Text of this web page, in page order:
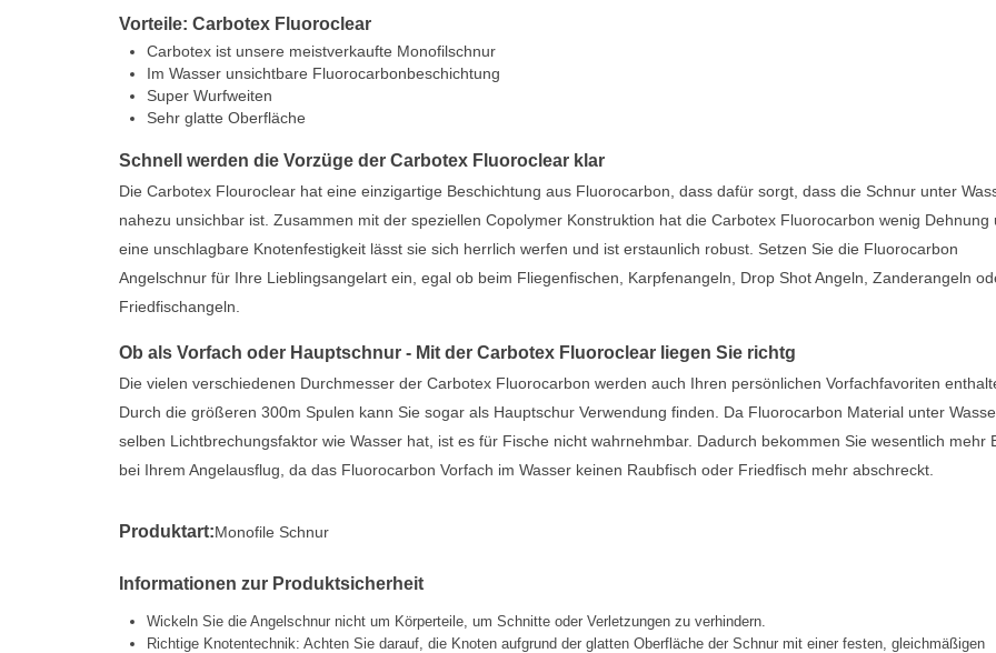
Vorteile: Carbotex Fluoroclear
Carbotex ist unsere meistverkaufte Monofilschnur
Im Wasser unsichtbare Fluorocarbonbeschichtung
Super Wurfweiten
Sehr glatte Oberfläche
Schnell werden die Vorzüge der Carbotex Fluoroclear klar
Die Carbotex Flouroclear hat eine einzigartige Beschichtung aus Fluorocarbon, dass dafür sorgt, dass die Schnur unter
nahezu unsichbar ist. Zusammen mit der speziellen Copolymer Konstruktion hat die Carbotex Fluorocarbon wenig Dehnung
eine unschlagbare Knotenfestigkeit lässt sie sich herrlich werfen und ist erstaunlich robust. Setzen Sie die Fluorocarbon
Angelschnur für Ihre Lieblingsangelart ein, egal ob beim Fliegenfischen, Karpfenangeln, Drop Shot Angeln, Zanderangeln
Friedfischangeln.
Ob als Vorfach oder Hauptschnur - Mit der Carbotex Fluoroclear liegen Sie richtg
Die vielen verschiedenen Durchmesser der Carbotex Fluorocarbon werden auch Ihren persönlichen Vorfachfavoriten
Durch die größeren 300m Spulen kann Sie sogar als Hauptschur Verwendung finden. Da Fluorocarbon Material unter
selben Lichtbrechungsfaktor wie Wasser hat, ist es für Fische nicht wahrnehmbar. Dadurch bekommen Sie wesentlich mehr
bei Ihrem Angelausflug, da das Fluorocarbon Vorfach im Wasser keinen Raubfisch oder Friedfisch mehr abschreckt.
Produktart:Monofile Schnur
Informationen zur Produktsicherheit
Wickeln Sie die Angelschnur nicht um Körperteile, um Schnitte oder Verletzungen zu verhindern.
Richtige Knotentechnik: Achten Sie darauf, die Knoten aufgrund der glatten Oberfläche der Schnur mit einer festen, gleichmäßigen